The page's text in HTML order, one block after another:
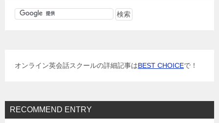
オンライン英会話スクールの詳細記事はBEST CHOICEで！
RECOMMEND ENTRY